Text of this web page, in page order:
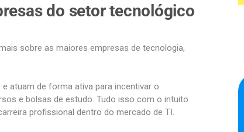
do setor tecnológico
sobre as maiores empresas de tecnologia,
atuam de forma ativa para incentivar o
e bolsas de estudo. Tudo isso com o intuito
profissional dentro do mercado de TI.